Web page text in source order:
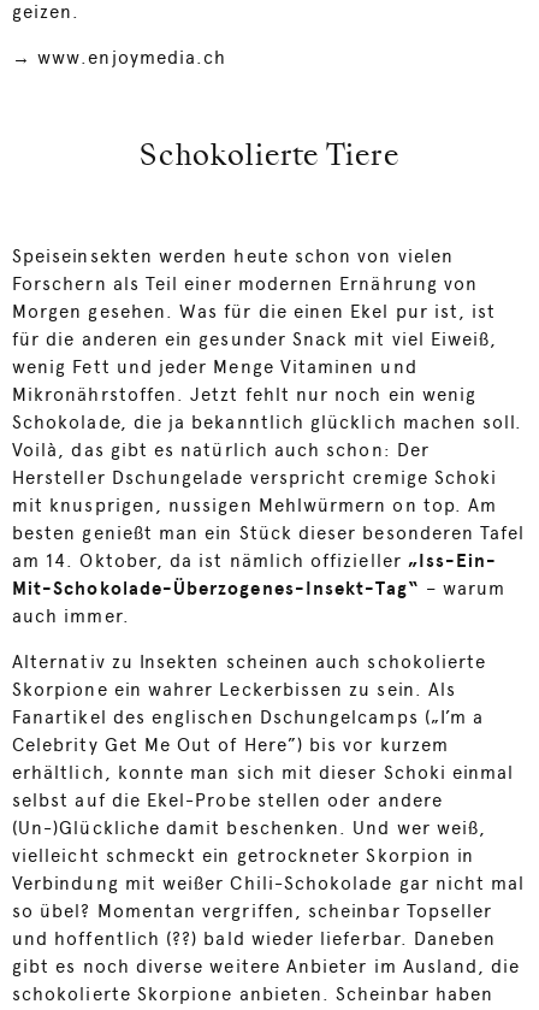
geizen.
→www.enjoymedia.ch
Schokolierte Tiere
Speiseinsekten werden heute schon von vielen
Forschern als Teil einer modernen Ernährung von
Morgen gesehen. Was für die einen Ekel pur ist, ist
für die anderen ein gesunder Snack mit viel Eiweiß,
wenig Fett und jeder Menge Vitaminen und
Mikronährstoffen. Jetzt fehlt nur noch ein wenig
Schokolade, die ja bekanntlich glücklich machen soll.
Voilà, das gibt es natürlich auch schon: Der
Hersteller Dschungelade verspricht cremige Schoki
mit knusprigen, nussigen Mehlwürmern on top. Am
besten genießt man ein Stück dieser besonderen Tafel
am 14. Oktober, da ist nämlich offizieller „Iss-Ein-
Mit-Schokolade-Überzogenes-Insekt-Tag“ – warum
auch immer.
Alternativ zu Insekten scheinen auch schokolierte
Skorpione ein wahrer Leckerbissen zu sein. Als
Fanartikel des englischen Dschungelcamps („I’m a
Celebrity Get Me Out of Here”) bis vor kurzem
erhältlich, konnte man sich mit dieser Schoki einmal
selbst auf die Ekel-Probe stellen oder andere
(Un-)Glückliche damit beschenken. Und wer weiß,
vielleicht schmeckt ein getrockneter Skorpion in
Verbindung mit weißer Chili-Schokolade gar nicht mal
so übel? Momentan vergriffen, scheinbar Topseller
und hoffentlich (??) bald wieder lieferbar. Daneben
gibt es noch diverse weitere Anbieter im Ausland, die
schokolierte Skorpione anbieten. Scheinbar haben